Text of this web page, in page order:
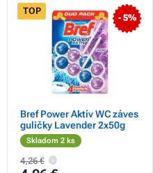
- 5%
TOP
Bref Power Aktív WC záves
guličky Lavender 2x50g
Skladom 2 ks
4,26 €